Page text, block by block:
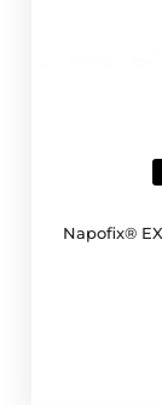
Napofix®